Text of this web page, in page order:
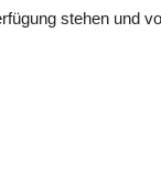
stehen und